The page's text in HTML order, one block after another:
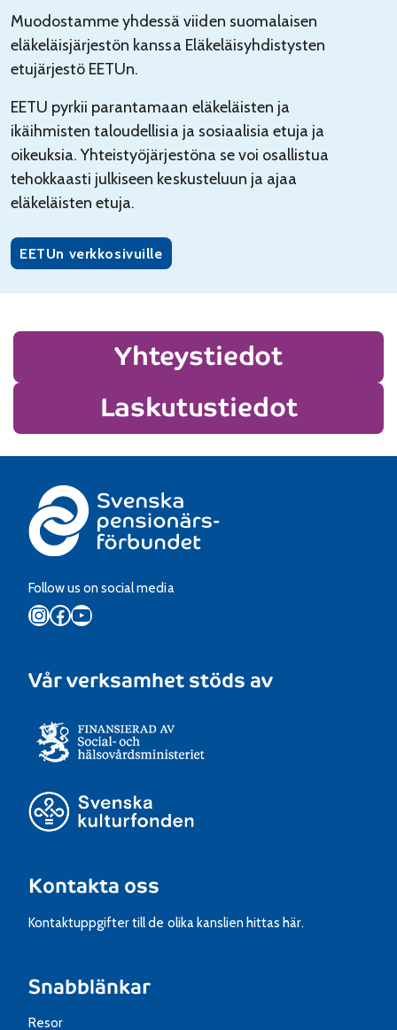
Muodostamme yhdessä viiden suomalaisen
eläkeläisjärjestön kanssa Eläkeläisyhdistysten
etujärjestö EETUn.
EETU pyrkii parantamaan eläkeläisten ja
ikäihmisten taloudellisia ja sosiaalisia etuja ja
oikeuksia. Yhteistyöjärjestöna se voi osallistua
tehokkaasti julkiseen keskusteluun ja ajaa
eläkeläisten etuja.
EETUn verkkosivuille
Yhteystiedot
Laskutustiedot
Follow us on social media
Instagram
Facebook
YouTube
Kontakta oss
Kontaktuppgifter till de olika kanslien hittas här.
Snabblänkar
Resor
Vår verksamhet stöds av